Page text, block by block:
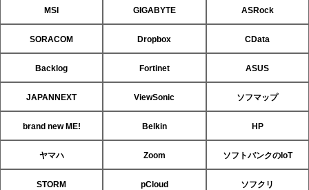
MSI GIGABYTE ASRock
SORACOM Dropbox CData
Backlog Fortinet ASUS
JAPANNEXT ViewSonic ソフマップ
brand new ME! Belkin HP
ヤマハ Zoom ソフトバンクのIoT
STORM pCloud ソフクリ